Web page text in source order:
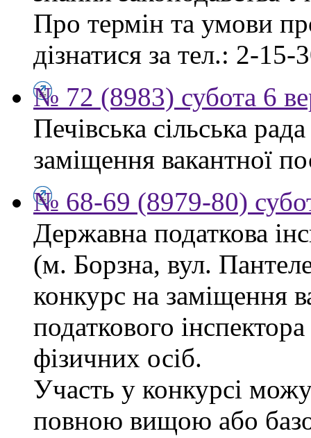
Про термін та умови
дізнатися за тел.: 2-
№ 72 (8983) субота 6
Печівська сільська
заміщення вакантної
№ 68-69 (8979-80)
Державна податкова
(м. Борзна, вул.
конкурс на заміщення
податкового
фізичних осіб.
Участь у конкурсі
повною вищою або